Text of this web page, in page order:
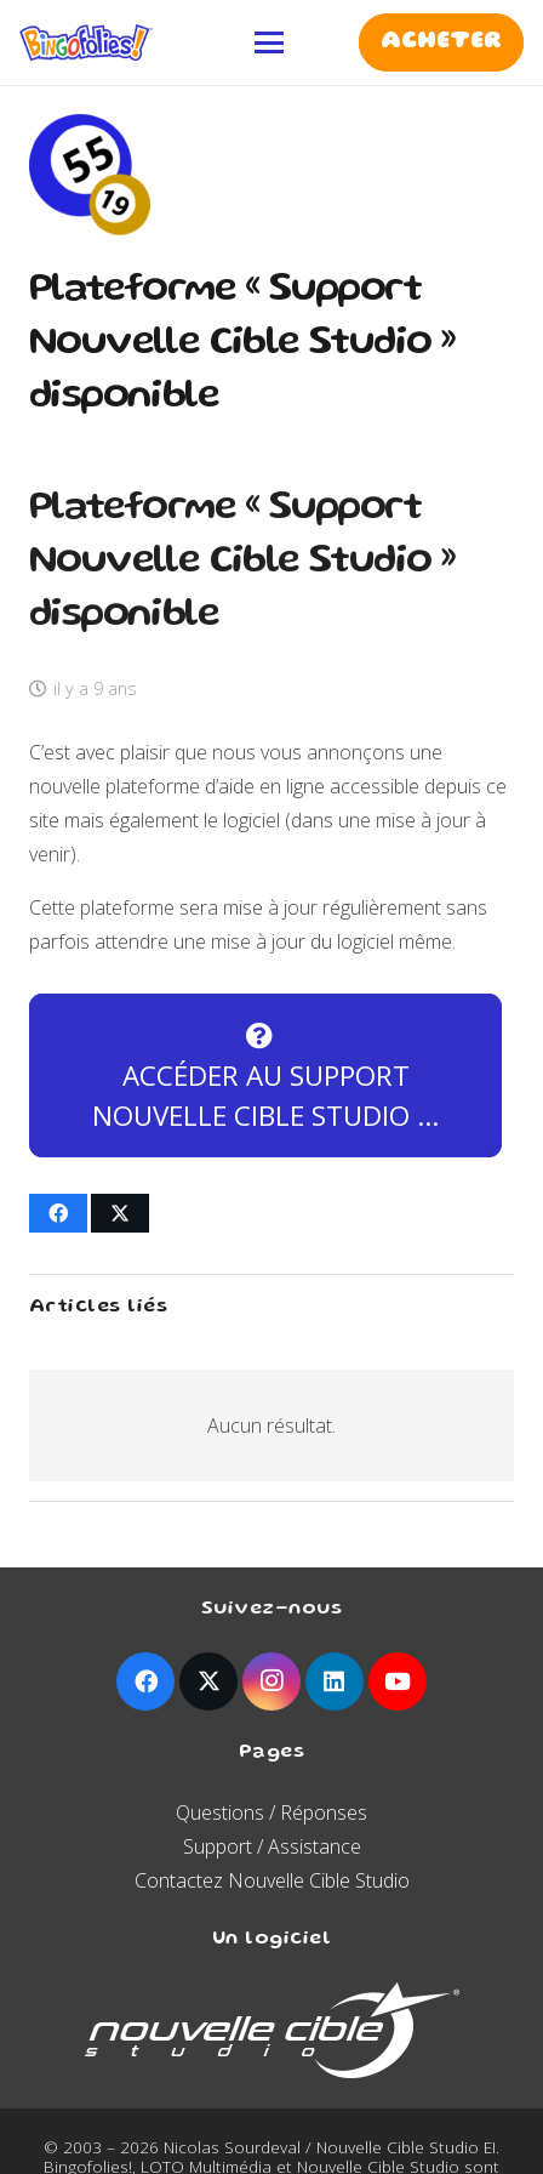
ACHETER
Plateforme « Support
Nouvelle Cible Studio »
disponible
Plateforme « Support
Nouvelle Cible Studio »
disponible
il y a 9 ans
C’est avec plaisir que nous vous annonçons une
nouvelle plateforme d’aide en ligne accessible depuis ce
site mais également le logiciel (dans une mise à jour à
venir).
Cette plateforme sera mise à jour régulièrement sans
parfois attendre une mise à jour du logiciel même.
ACCÉDER AU SUPPORT
NOUVELLE CIBLE STUDIO …
Articles liés
Aucun résultat.
Suivez-nous
Pages
Questions / Réponses
Support / Assistance
Contactez Nouvelle Cible Studio
Un logiciel
© 2003 – 2026 Nicolas Sourdeval / Nouvelle Cible Studio EI.
Bingofolies!, LOTO Multimédia et Nouvelle Cible Studio sont